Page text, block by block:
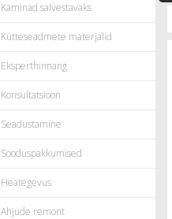
Kaminad salvestavaks
Kütteseadmete materjalid
Eksperthinnang
Konsultatsioon
Seadustamine
Sooduspakkumised
Heategevus
Ahjude remont